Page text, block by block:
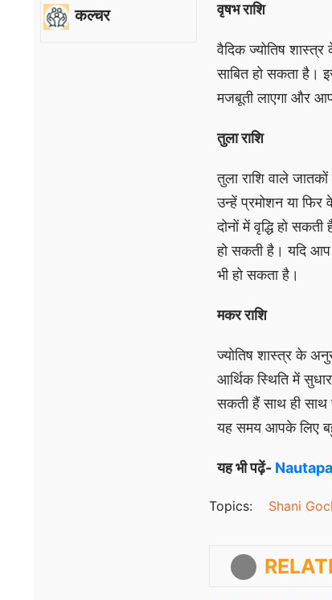
कल्चर वृषभ राशि
वैदिक ज्योतिष
साबित हो सकता है।
मजबूती लाएगा और
तुला राशि
तुला राशि वाले
उन्हें प्रमोशन या
दोनों में वृद्धि हो
हो सकती है। यदि आप
भी हो सकता है।
मकर राशि
ज्योतिष शास्त्र के
आर्थिक स्थिति में
सकती हैं साथ ही
यह समय आपके लिए
यह भी पढ़ें- Nautapa
Topics: Shani